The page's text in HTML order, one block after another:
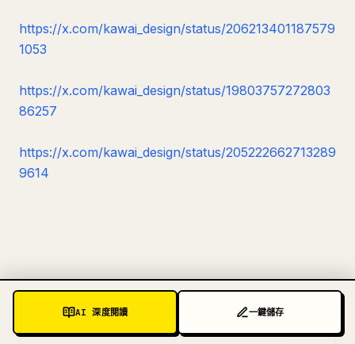
https://x.com/kawai_design/status/206213401187579
1053
https://x.com/kawai_design/status/19803757272803
86257
https://x.com/kawai_design/status/205222662713289
9614
AI 深度閱讀 一鍵儲存
使用 YouMind AI 深度閱讀爆款文章